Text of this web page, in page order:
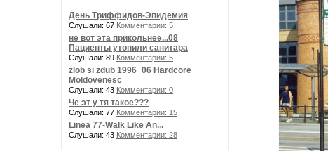
День Триффидов-Эпидемия
Слушали: 67 Комментарии: 5
не вот эта прикольнее...08
Пациенты утопили санитара
Слушали: 89 Комментарии: 5
zlob si zdub 1996_06 Hardcore
Moldovenesc
Слушали: 43 Комментарии: 0
Че эт у тя такое???
Слушали: 77 Комментарии: 15
Linea 77-Walk Like An...
Слушали: 43 Комментарии: 28